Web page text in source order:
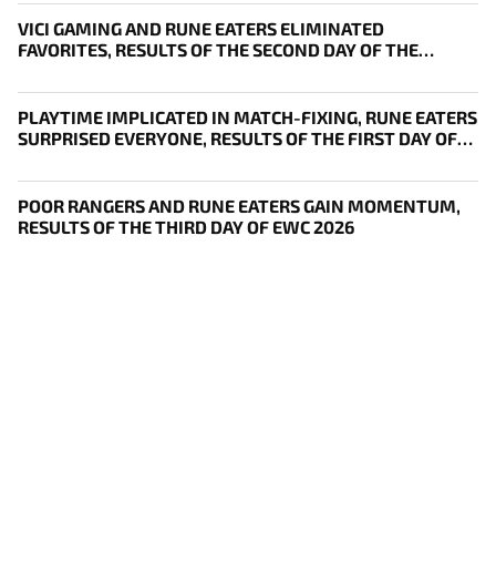
VICI GAMING AND RUNE EATERS ELIMINATED
FAVORITES, RESULTS OF THE SECOND DAY OF THE
PLAYTIME IMPLICATED IN MATCH-FIXING, RUNE EATERS
SURPRISED EVERYONE, RESULTS OF THE FIRST DAY OF
POOR RANGERS AND RUNE EATERS GAIN MOMENTUM,
RESULTS OF THE THIRD DAY OF EWC 2026